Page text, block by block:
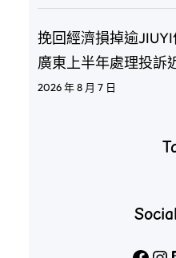
挽回經濟損掉逾
廣東上半年處理投訴
2026 年 8 月 7 日